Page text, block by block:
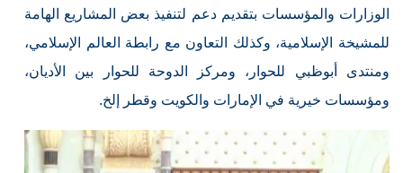
الوزارات والمؤسسات بتقديم دعم لتنفيذ بعض المشاريع الهامة
للمشيخة الإسلامية، وكذلك التعاون مع رابطة العالم الإسلامي،
ومنتدى أبوظبي للحوار، ومركز الدوحة للحوار بين الأديان،
ومؤسسات خيرية في الإمارات والكويت وقطر إلخ.